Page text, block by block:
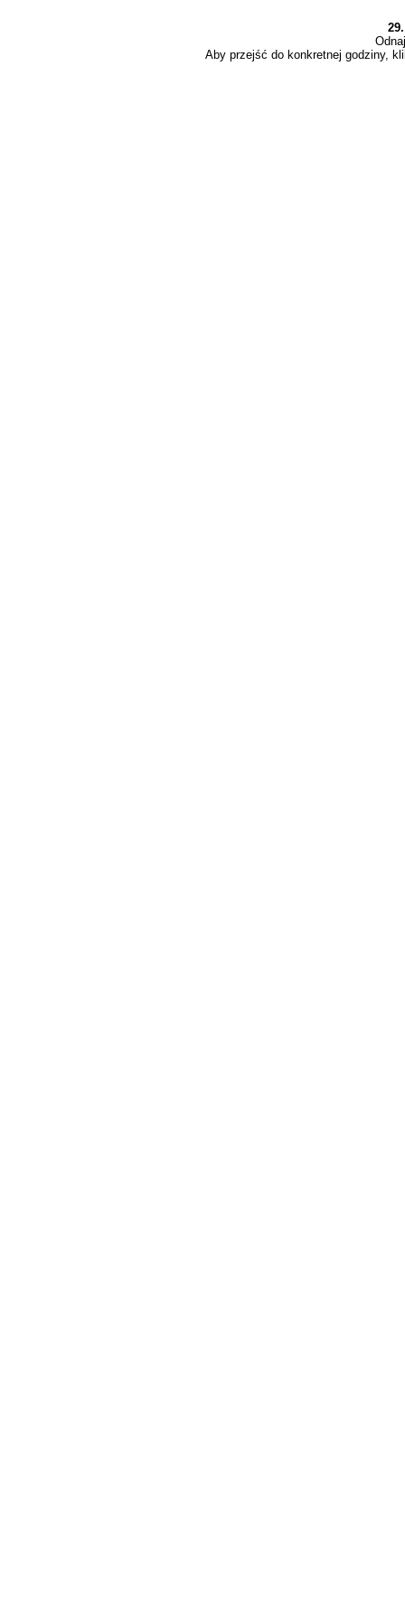
Aby przejść do konkretnej godziny,